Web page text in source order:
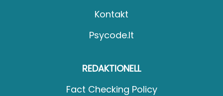
Kontakt
Psycode.it
REDAKTIONELL
Fact Checking Policy